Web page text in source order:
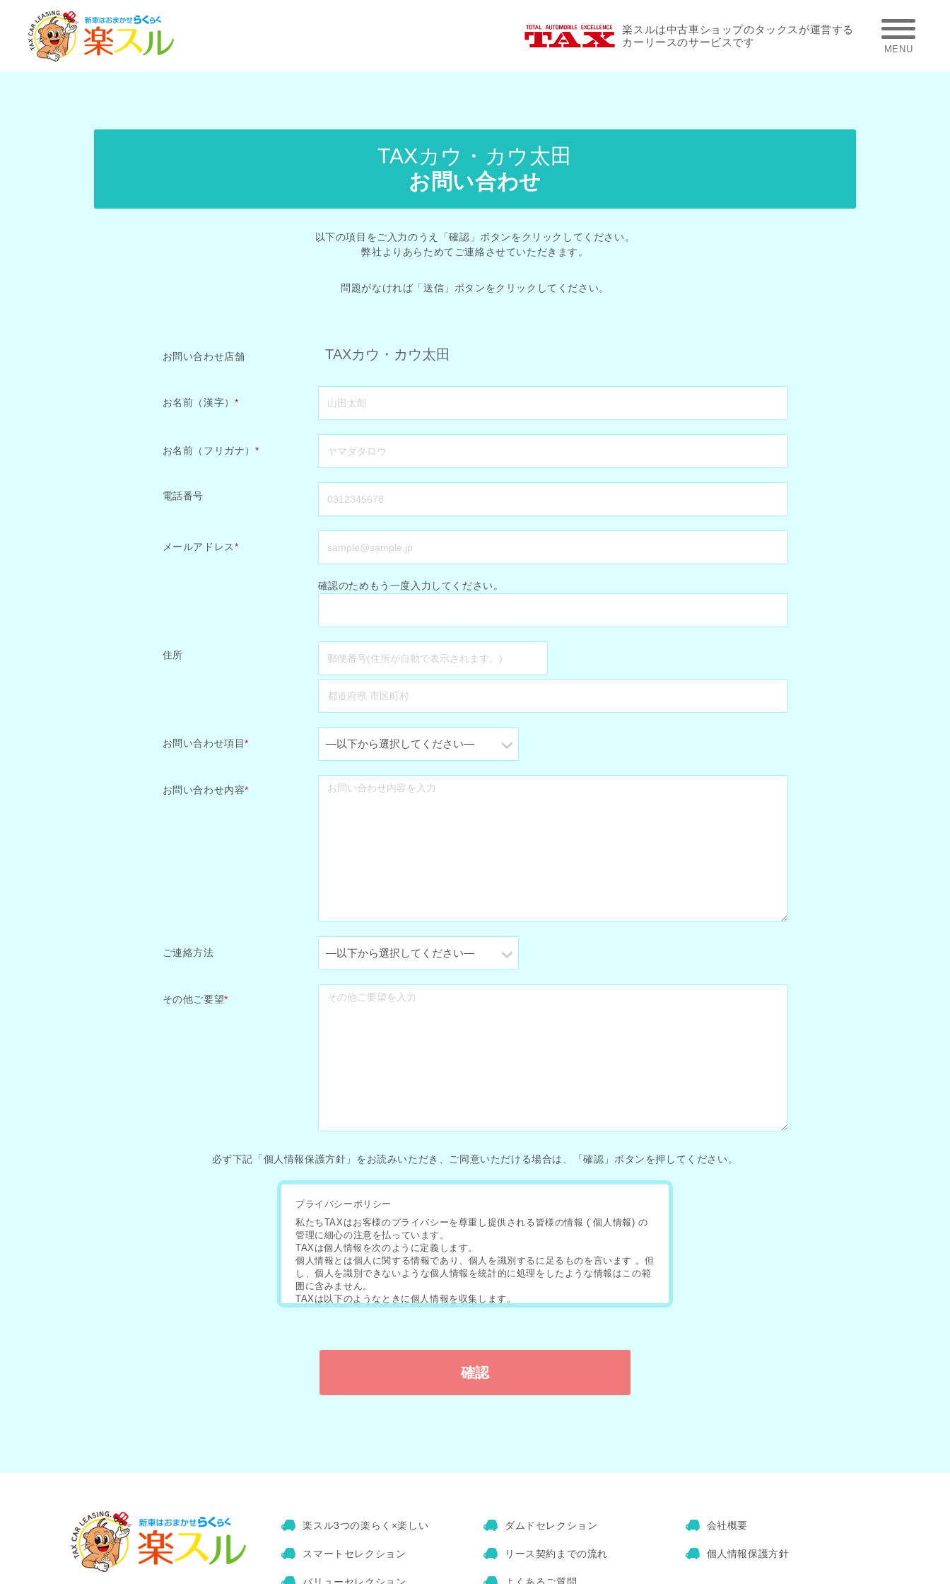
楽スルは中古車ショップのタックスが運営する
カーリースのサービスです
MENU
TAXカウ・カウ太田
お問い合わせ
以下の項目をご入力のうえ「確認」ボタンをクリックしてください。
弊社よりあらためてご連絡させていただきます。
問題がなければ「送信」ボタンをクリックしてください。
お問い合わせ店舗
お名前（漢字） *
お名前（フリガナ） *
電話番号
メールアドレス*
確認のためもう一度入力してください。
住所
お問い合わせ項目*
お問い合わせ内容*
ご連絡方法
その他ご要望*
必ず下記「個人情報保護方針」をお読みいただき、ご同意いただける場合は、「確認」ボタンを押してください。
プライバシーポリシー
私たちTAXはお客様のプライバシーを尊重し提供される皆様の情報 ( 個人情報) の
管理に細心の注意を払っています。
TAXは個人情報を次のように定義します。
個人情報とは個人に関する情報であり、個人を識別するに足るものを言います 。但
し、個人を識別できないような個人情報を統計的に処理をしたような情報はこの範
囲に含みません。
TAXは以下のようなときに個人情報を収集します。
皆様が本サービスを利用し個別の情報を取得される場合
TAXは以下の場合に個人情報を利用し､これ以外で利用する場合、皆様からの同意
お問合せに対する情報の提供などサービスを円滑に行うため
つ機関から皆様の個人情報について開示を求められた場合
がこの統計情報には、個人を識別できるような情報は含まれないものとします。
〒178-0063 東京都練馬区東大泉2-5-15
楽スル3つの楽らく×楽しい
スマートセレクション
ダムドセレクション
リース契約までの流れ
会社概要
個人情報保護方針